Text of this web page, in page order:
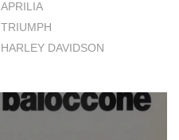
APRILIA
TRIUMPH
HARLEY DAVIDSON